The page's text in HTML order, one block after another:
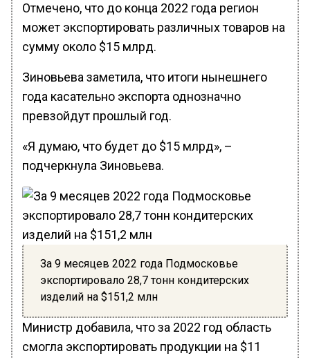
Отмечено, что до конца 2022 года регион
может экспортировать различных товаров на
сумму около $15 млрд.
Зиновьева заметила, что итоги нынешнего
года касательно экспорта однозначно
превзойдут прошлый год.
«Я думаю, что будет до $15 млрд», –
подчеркнула Зиновьева.
За 9 месяцев 2022 года Подмосковье
экспортировало 28,7 тонн кондитерских
изделий на $151,2 млн
Министр добавила, что за 2022 год область
смогла экспортировать продукции на $11